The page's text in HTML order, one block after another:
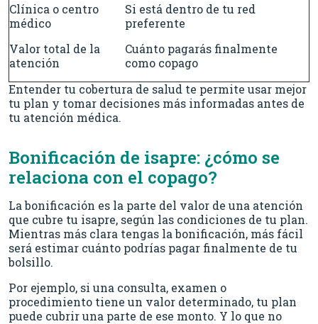
Clínica o centro
médico
Si está dentro de tu red
preferente
Valor total de la
atención
Cuánto pagarás finalmente
como copago
Entender tu cobertura de salud te permite usar mejor
tu plan y tomar decisiones más informadas antes de
tu atención médica.
Bonificación de isapre: ¿cómo se
relaciona con el copago?
La bonificación es la parte del valor de una atención
que cubre tu isapre, según las condiciones de tu plan.
Mientras más clara tengas la bonificación, más fácil
será estimar cuánto podrías pagar finalmente de tu
bolsillo.
Por ejemplo, si una consulta, examen o
procedimiento tiene un valor determinado, tu plan
puede cubrir una parte de ese monto. Y lo que no